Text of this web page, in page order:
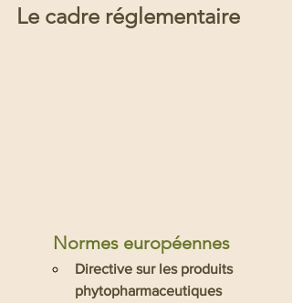
Le cadre réglementaire
Normes européennes
Directive sur les produits
phytopharmaceutiques